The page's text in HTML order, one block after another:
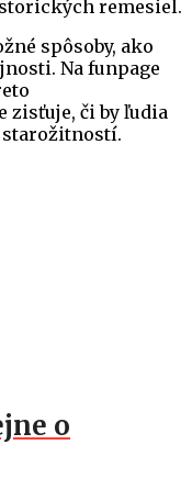
remesiel.
spôsoby, ako
Na funpage
zisťuje, či by ľudia
starožitností.
o